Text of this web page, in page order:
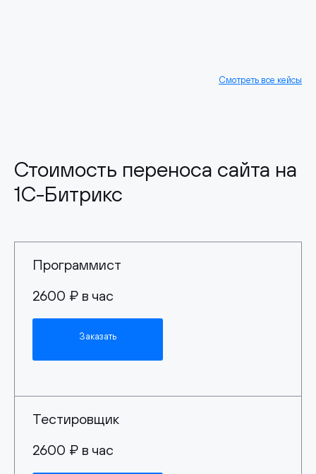
Смотреть все кейсы
Стоимость переноса сайта на
1С-Битрикс
Программист
2600 ₽ в час
Заказать
Тестировщик
2600 ₽ в час